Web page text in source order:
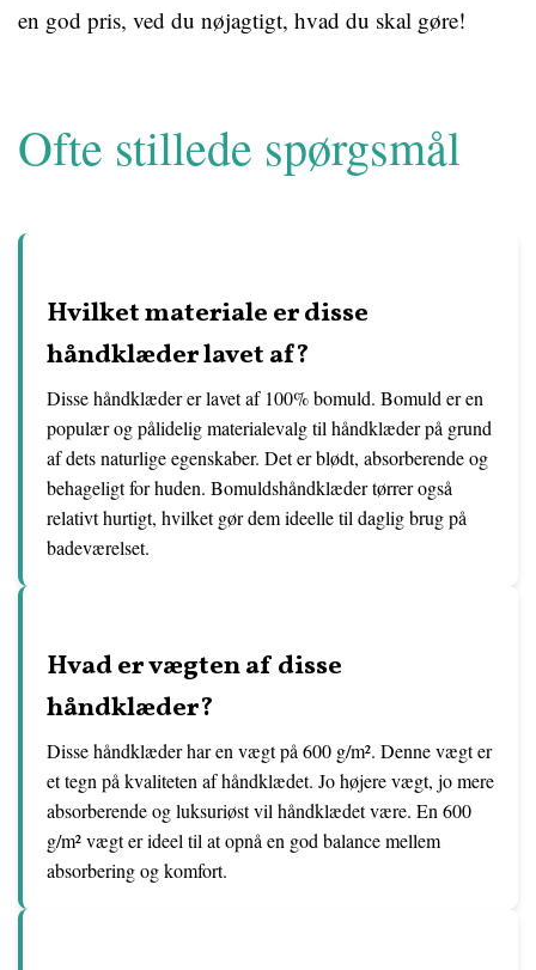
en god pris, ved du nøjagtigt, hvad du skal gøre!
Ofte stillede spørgsmål
Hvilket materiale er disse
håndklæder lavet af?
Disse håndklæder er lavet af 100% bomuld. Bomuld er en
populær og pålidelig materialevalg til håndklæder på grund
af dets naturlige egenskaber. Det er blødt, absorberende og
behageligt for huden. Bomuldshåndklæder tørrer også
relativt hurtigt, hvilket gør dem ideelle til daglig brug på
badeværelset.
Hvad er vægten af disse
håndklæder?
Disse håndklæder har en vægt på 600 g/m². Denne vægt er
et tegn på kvaliteten af håndklædet. Jo højere vægt, jo mere
absorberende og luksuriøst vil håndklædet være. En 600
g/m² vægt er ideel til at opnå en god balance mellem
absorbering og komfort.